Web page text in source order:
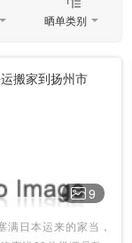
晒单类别
搬家到扬州市
9
满日本运来的家当，